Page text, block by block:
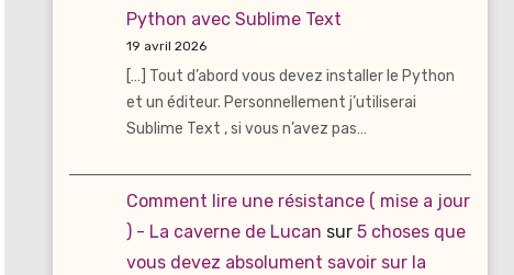
Python avec Sublime Text
19 avril 2026
[…] Tout d’abord vous devez installer le Python
et un éditeur. Personnellement j’utiliserai
Sublime Text , si vous n’avez pas…
Comment lire une résistance ( mise a jour
) - La caverne de Lucan sur 5 choses que
vous devez absolument savoir sur la